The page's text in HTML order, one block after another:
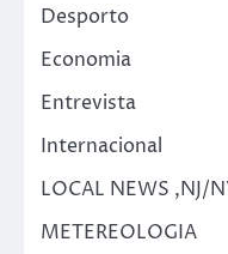
Desporto
Economia
Entrevista
Internacional
LOCAL NEWS ,NJ/
METEREOLOGIA